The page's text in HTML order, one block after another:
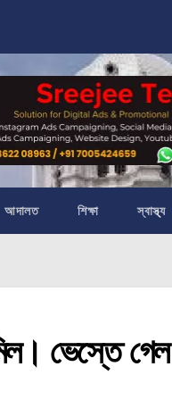
শিক্ষা স্বাস্থ্য
ভেস্তে গেল